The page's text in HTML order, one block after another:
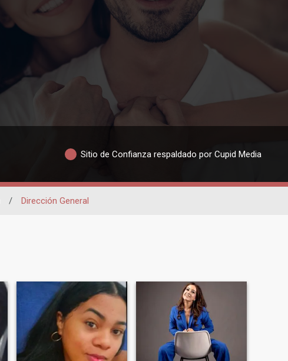
Sitio de Confianza respaldado por Cupid Media
/ Dirección General